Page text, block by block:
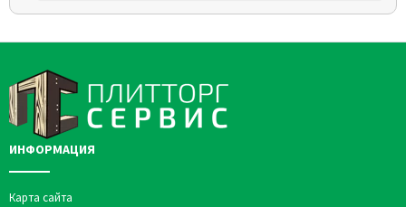
ИНФОРМАЦИЯ
Карта сайта